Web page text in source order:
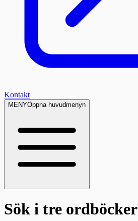
Kontakt
MENYÖppna huvudmenyn
Sök i tre ordböcker